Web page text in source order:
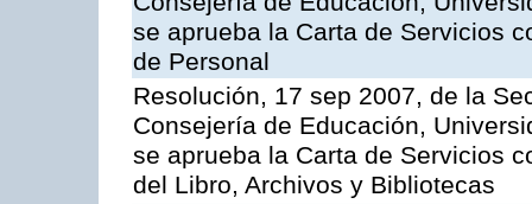
se aprueba la Carta de Servicios
de Personal
Resolución, 17 sep 2007, de la
Consejería de Educación,
se aprueba la Carta de Servicios
del Libro, Archivos y Bibliotecas